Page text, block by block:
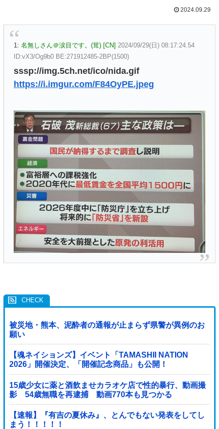
2024.09.29
1: 名無しさん＠涙目です。(茸) [CN] 2024/09/29(日) 08:17:24.54
ID:vX3/Og9b0 BE:271912485-2BP(1500)
sssp://img.5ch.net/ico/nida.gif
https://i.imgur.com/F84OyPE.jpeg
被災地・熊本、泥酔者の通報が止まらず県警が異例のお
願い
【魂ネイションズ】イベント「TAMASHII NATION
2026」開催決定、「開催記念商品」も公開！
15歳少女に薬と酒飲ませカラオケ店で性的暴行、動画撮
影 54歳無職を再逮捕 動画770本も見つかる
【速報】『有吉の夏休み』、とんでもない発表をしてし
まう！！！！！